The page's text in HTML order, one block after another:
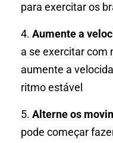
para exercitar os
4. Aumente a
a se exercitar com
aumente a
ritmo estável
5. Alterne os
pode começar